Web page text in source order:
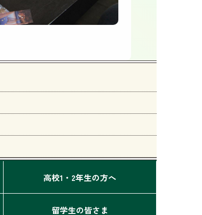
高校1・2年生の方へ
留学生の皆さま